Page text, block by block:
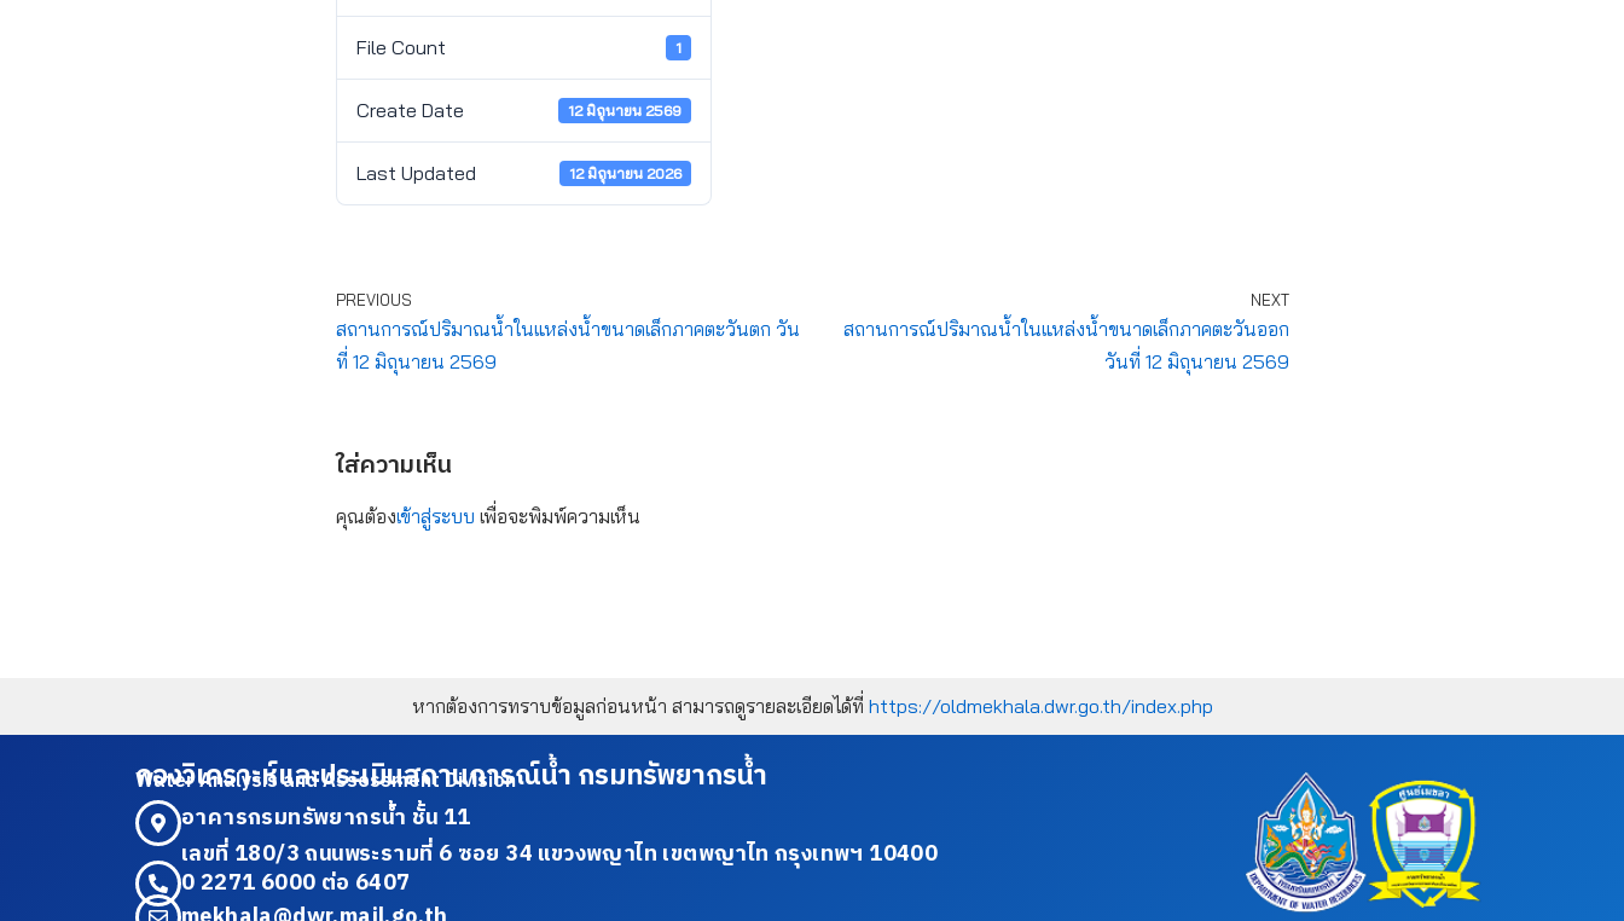
File Count 1
Create Date 12 มิถุนายน 2569
Last Updated 12 มิถุนายน 2026
PREVIOUS
สถานการณ์ปริมาณน้ำในแหล่งน้ำขนาดเล็กภาคตะวันตก วัน
ที่ 12 มิถุนายน 2569
NEXT
สถานการณ์ปริมาณน้ำในแหล่งน้ำขนาดเล็กภาคตะวันออก
วันที่ 12 มิถุนายน 2569
ใส่ความเห็น
คุณต้องเข้าสู่ระบบ เพื่อจะพิมพ์ความเห็น
หากต้องการทราบข้อมูลก่อนหน้า สามารถดูรายละเอียดได้ที่ https://oldmekhala.dwr.go.th/index.php
กองวิเคราะห์และประเมินสถานการณ์น้ำ กรมทรัพยากรน้ำ
Water Analysis and Assessment Division
อาคารกรมทรัพยากรน้ำ ชั้น 11
เลขที่ 180/3 ถนนพระรามที่ 6 ซอย 34 แขวงพญาไท เขตพญาไท กรุงเทพฯ 10400
0 2271 6000 ต่อ 6407